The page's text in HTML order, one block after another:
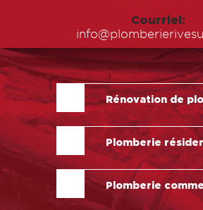
Courriel:
Rénovation de
Plomberie
Plomberie